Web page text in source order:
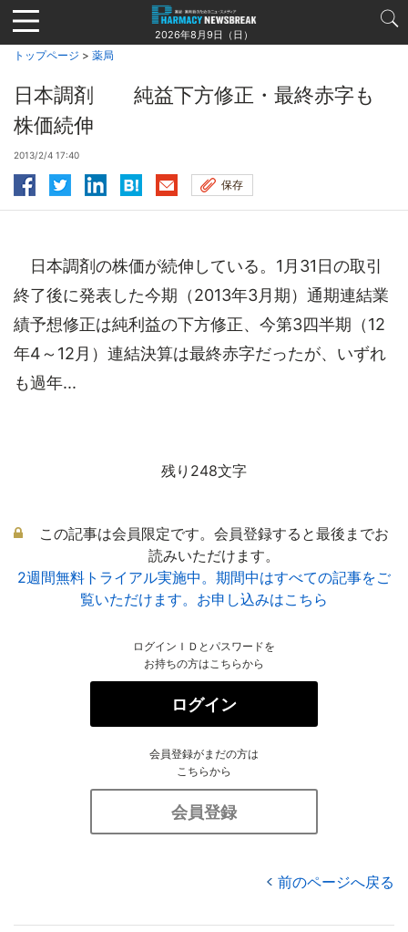
Jump
to
navigation
2026年8月9日（日）
トップページ > 薬局
日本調剤 純益下方修正・最終赤字も
株価続伸
2013/2/4 17:40
保存
日本調剤の株価が続伸している。1月31日の取引
終了後に発表した今期（2013年3月期）通期連結業
績予想修正は純利益の下方修正、今第3四半期（12
年4～12月）連結決算は最終赤字だったが、いずれ
も過年...
残り248文字
この記事は会員限定です。会員登録すると最後までお
読みいただけます。
2週間無料トライアル実施中。期間中はすべての記事をご
覧いただけます。お申し込みはこちら
ログインＩＤとパスワードを
お持ちの方はこちらから
ログイン
会員登録がまだの方は
こちらから
会員登録
前のページへ戻る